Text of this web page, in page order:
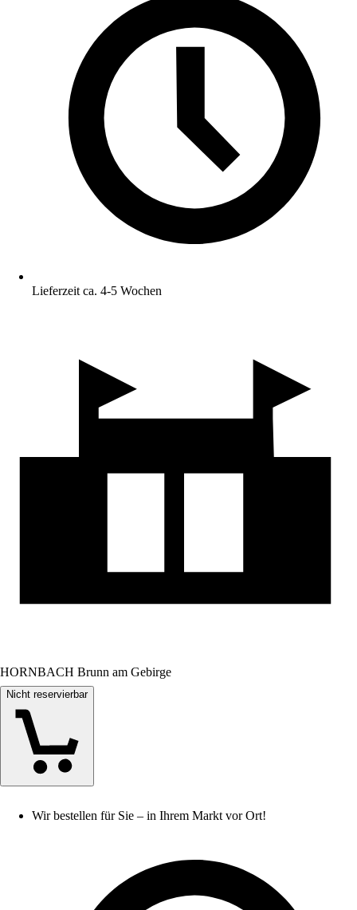
Lieferzeit ca. 4-5 Wochen
HORNBACH Brunn am Gebirge
Nicht reservierbar
Wir bestellen für Sie – in Ihrem Markt vor Ort!